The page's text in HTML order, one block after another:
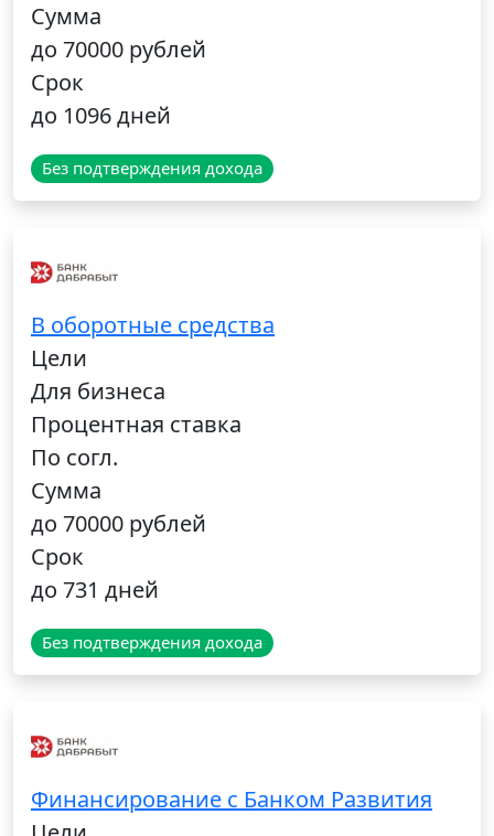
Сумма
до 70000 рублей
Срок
до 1096 дней
Без подтверждения дохода
В оборотные средства
Цели
Для бизнеса
Процентная ставка
По согл.
Сумма
до 70000 рублей
Срок
до 731 дней
Без подтверждения дохода
Финансирование с Банком Pазвития